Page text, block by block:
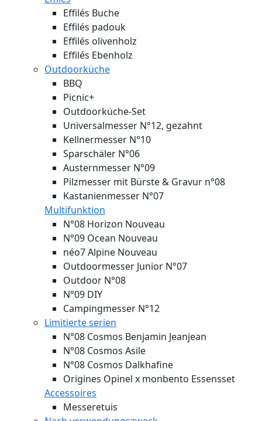
Effilés Buche
Effilés padouk
Effilés olivenholz
Effilés Ebenholz
Outdoorküche
BBQ
Picnic+
Outdoorküche-Set
Universalmesser N°12, gezahnt
Kellnermesser N°10
Sparschäler N°06
Austernmesser N°09
Pilzmesser mit Bürste & Gravur n°08
Kastanienmesser N°07
Multifunktion
N°08 Horizon Nouveau
N°09 Ocean Nouveau
néo7 Alpine Nouveau
Outdoormesser Junior N°07
Outdoor N°08
N°09 DIY
Campingmesser N°12
Limitierte serien
N°08 Cosmos Benjamin Jeanjean
N°08 Cosmos Asile
N°08 Cosmos Dalkhafine
Origines Opinel x monbento Essensset
Accessoires
Messeretuis